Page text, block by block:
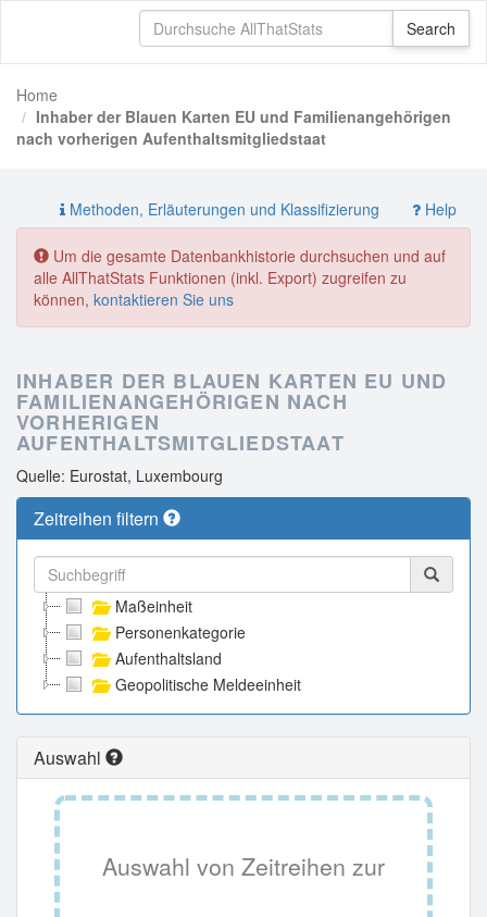
Home
Inhaber der Blauen Karten EU und Familienangehörigen
nach vorherigen Aufenthaltsmitgliedstaat
Methoden, Erläuterungen und Klassifizierung Help
Um die gesamte Datenbankhistorie durchsuchen und auf
alle AllThatStats Funktionen (inkl. Export) zugreifen zu
können, kontaktieren Sie uns
INHABER DER BLAUEN KARTEN EU UND
FAMILIENANGEHÖRIGEN NACH
VORHERIGEN
AUFENTHALTSMITGLIEDSTAAT
Quelle: Eurostat, Luxembourg
Zeitreihen filtern
Maßeinheit
Personenkategorie
Aufenthaltsland
Geopolitische Meldeeinheit
Auswahl
Auswahl von Zeitreihen zur